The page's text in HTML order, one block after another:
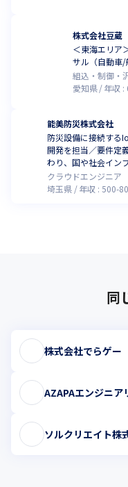
株式会社豆蔵
＜東海エリア
サル（自動車/
組込・制御・
愛知県
年収 :
能美防災株式会社
防災設備に接続する
開発を担当／要件定
わり、国や社会イン
クラウドエンジニア
埼玉県
年収 :500-
同
株式会社でらゲー
AZAPAエンジニア
ソルクリエイト株